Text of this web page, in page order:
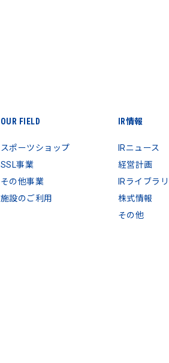
OUR FIELD
スポーツショップ
SSL事業
その他事業
施設のご利用
IR情報
IRニュース
経営計画
IRライブラリ
株式情報
その他